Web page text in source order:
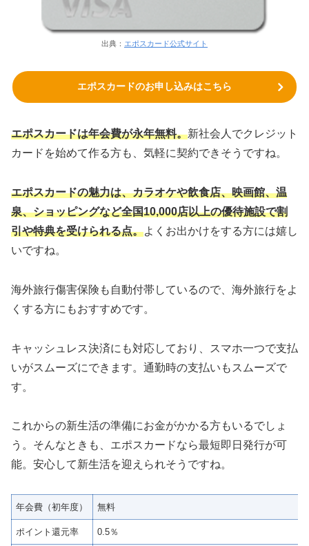
出典： エポスカード公式サイト
エポスカードのお申し込みはこちら
エポスカードは年会費が永年無料。新社会人でクレジット
カードを始めて作る方も、気軽に契約できそうですね。
エポスカードの魅力は、カラオケや飲食店、映画館、温
泉、ショッピングなど全国10,000店以上の優待施設で割
引や特典を受けられる点。よくお出かけをする方には嬉し
いですね。
海外旅行傷害保険も自動付帯しているので、海外旅行をよ
くする方にもおすすめです。
キャッシュレス決済にも対応しており、スマホ一つで支払
いがスムーズにできます。通勤時の支払いもスムーズで
す。
これからの新生活の準備にお金がかかる方もいるでしょ
う。そんなときも、エポスカードなら最短即日発行が可
能。安心して新生活を迎えられそうですね。
年会費（初年度） 無料
ポイント還元率 0.5％